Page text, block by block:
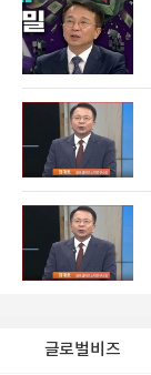
글로벌비즈